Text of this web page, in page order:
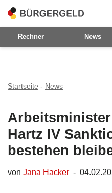
Zum
Inhalt
Rechner News
Startseite - News
Hartz IV
bestehen
von Jana Hacker